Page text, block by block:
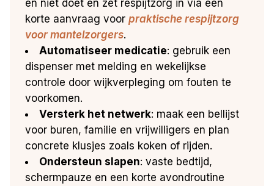
en niet doet en zet respijtzorg in via een
korte aanvraag voorpraktische respijtzorg
voor mantelzorgers.
Automatiseer medicatie: gebruik een
dispenser met melding en wekelijkse
controle door wijkverpleging om fouten te
voorkomen.
Versterk het netwerk: maak een bellijst
voor buren, familie en vrijwilligers en plan
concrete klusjes zoals koken of rijden.
Ondersteun slapen: vaste bedtijd,
schermpauze en een korte avondroutine